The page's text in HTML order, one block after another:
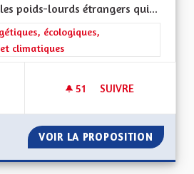
poids-lourds étrangers qui...
la catégorie : Les transitions
écologiques,
climatiques
51 51 ABONNÉS
SUIVRE
VOIR LA PROPOSITION TAXER